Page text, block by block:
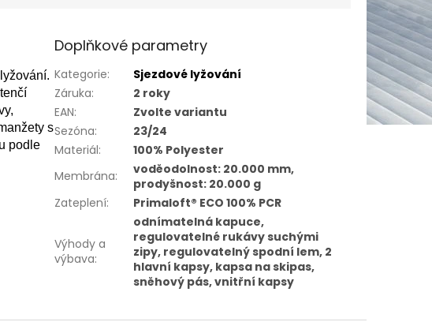
s
podle
Doplňkové parametry
Kategorie:
Sjezdové lyžování
Záruka:
2 roky
EAN:
Zvolte variantu
Sezóna:
23/24
Materiál:
100% Polyester
Membrána:
voděodolnost: 20.000 mm,
prodyšnost: 20.000 g
Zateplení: Primaloft® ECO 100% PCR
Výhody a
výbava:
odnímatelná kapuce,
regulovatelné rukávy suchými
zipy, regulovatelný spodní lem, 2
hlavní kapsy, kapsa na skipas,
sněhový pás, vnitřní kapsy